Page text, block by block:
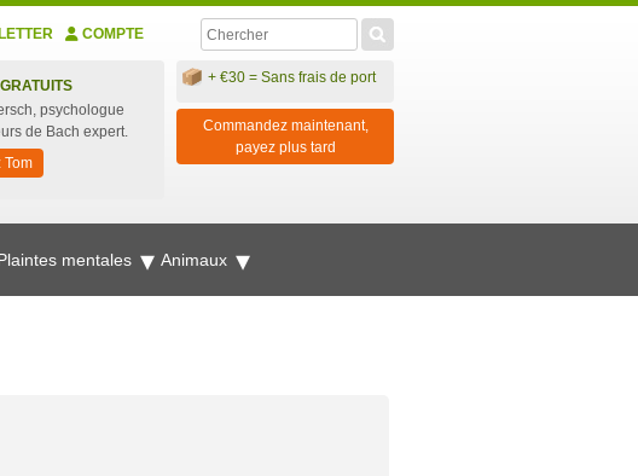
COMPTE
psychologue
de Bach expert.
Tom
+ €30 = Sans frais de port
Commandez maintenant,
payez plus tard
mentales Animaux